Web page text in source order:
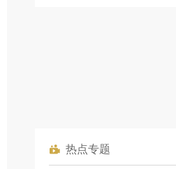
热点专题